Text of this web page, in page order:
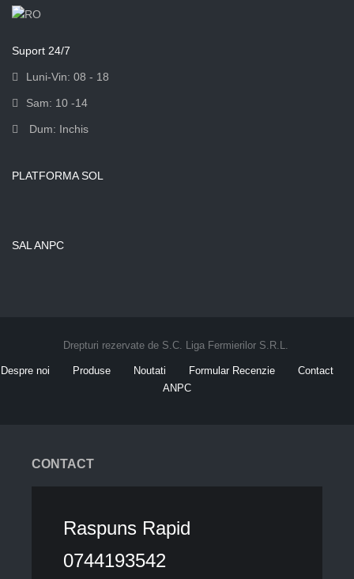
Suport 24/7
Luni-Vin: 08 - 18
Sam: 10 -14
Dum: Inchis
PLATFORMA SOL
SAL ANPC
Drepturi rezervate de S.C. Liga Fermierilor S.R.L.
Despre noi Produse Noutati Formular Recenzie
Contact
ANPC
CONTACT
Raspuns Rapid
0744193542